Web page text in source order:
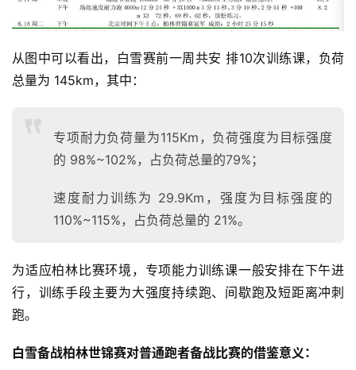
从图中可以看出，白雪赛前一周共安 排10次训练课，负荷
总量为 145km，其中：
专项耐力负荷量为115Km，负荷强度为目标强度
的 98%~102%，占负荷总量的79%；
速度耐力训练为 29.9Km，强度为目标强度的
110%~115%，占负荷总量的 21%。
为适应柏林比赛环境，专项能力训练课一般安排在下午进
行，训练手段主要为大强度持续跑、间歇跑及短距离冲刺
跑。
白雪备战柏林世锦赛对普通跑者备战比赛的借鉴意义：